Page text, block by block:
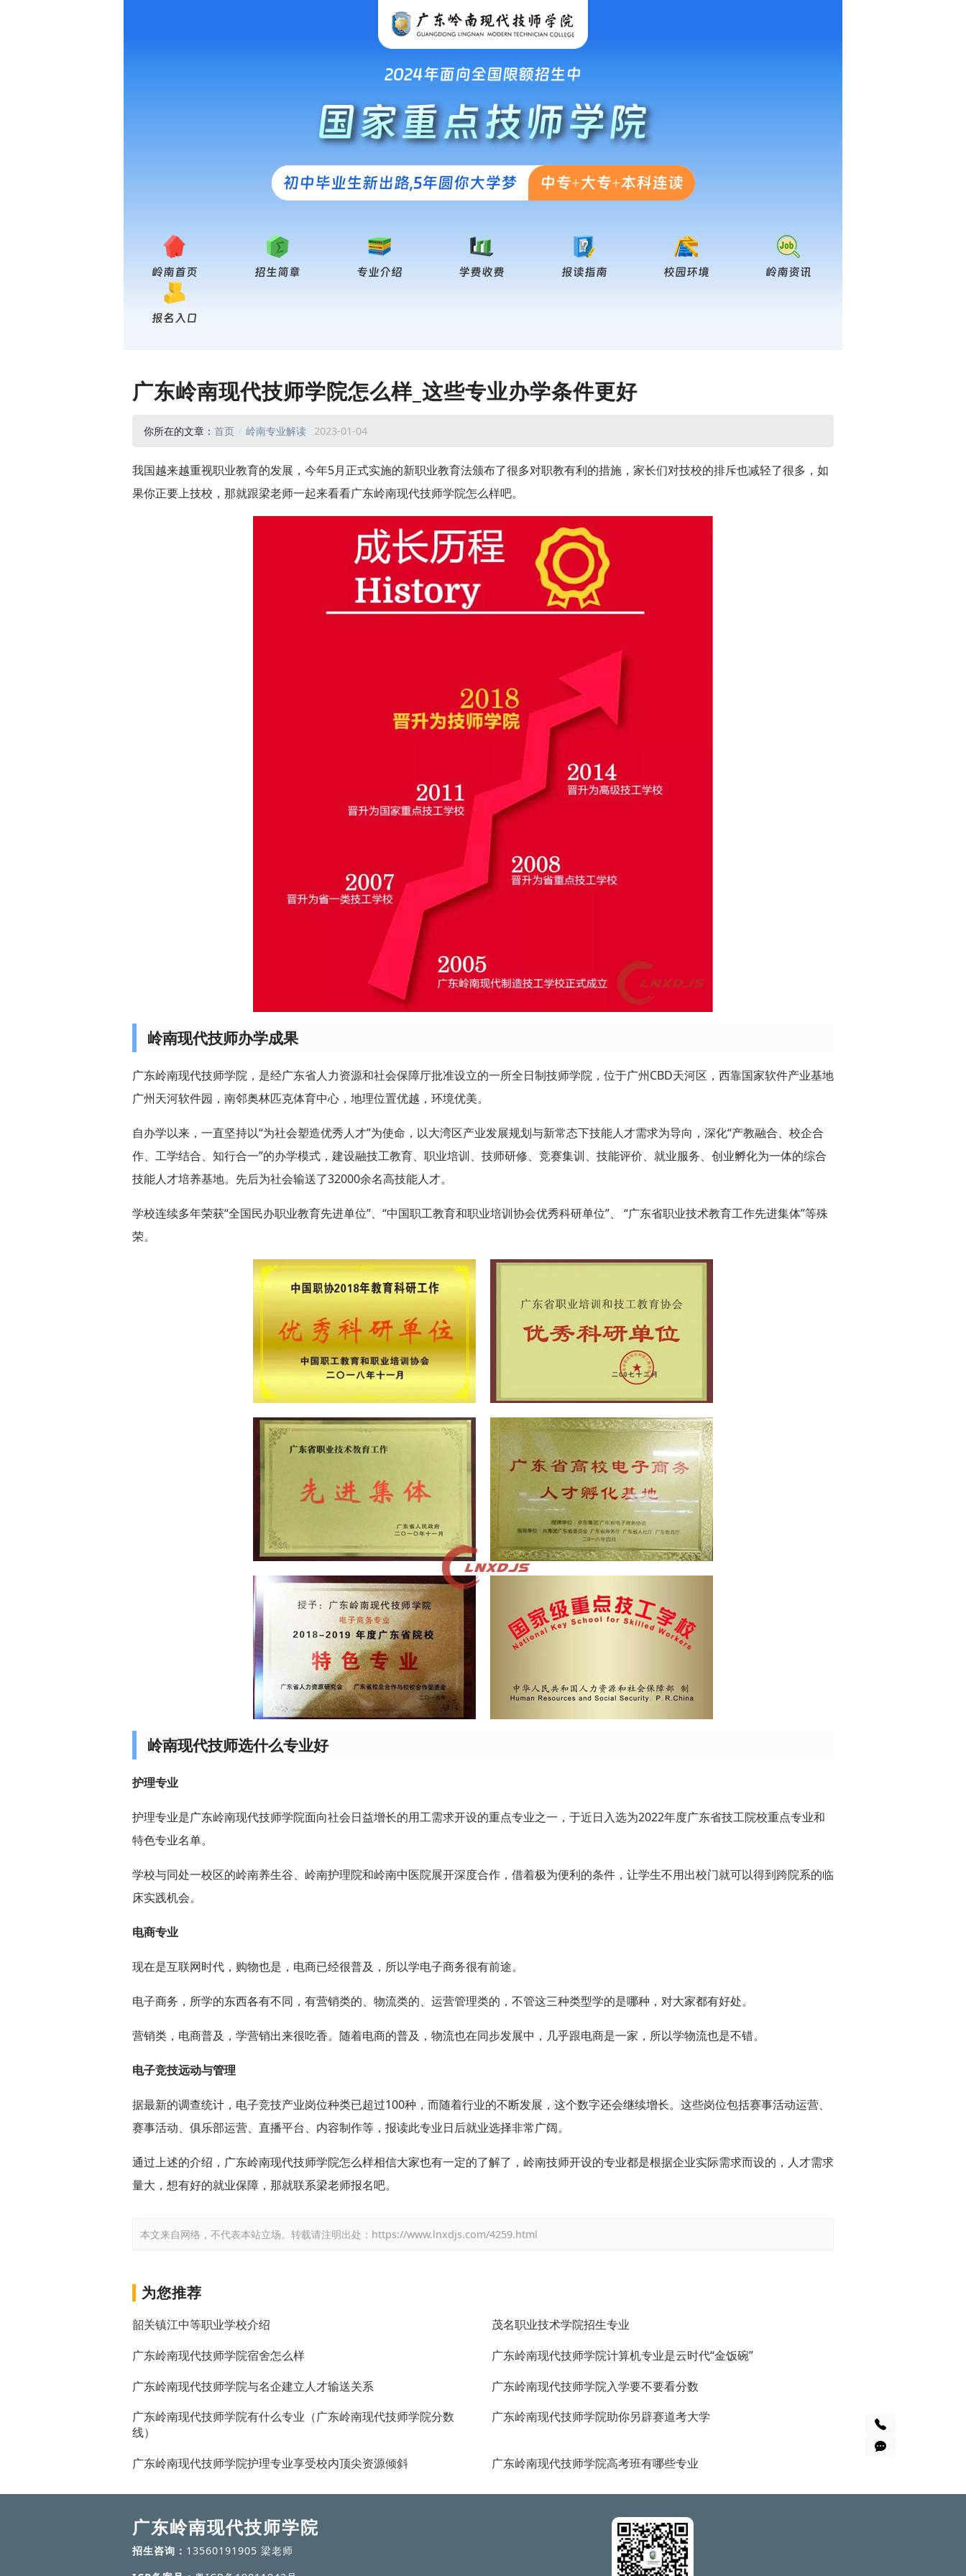
2024年面向全国限额招生中
国家重点技师学院
初中毕业生新出路,5年圆你大学梦 中专+大专+本科连读
岭南首页 招生简章 专业介绍 学费收费 报读指南 校园环境 岭南资讯
报名入口
广东岭南现代技师学院怎么样_这些专业办学条件更好
你所在的文章： 首页 岭南专业解读 2023-01-04
我国越来越重视职业教育的发展，今年5月正式实施的新职业教育法颁布了很多对职教有利的措施，家长们对技校的排斥也减轻了很多，如
果你正要上技校，那就跟梁老师一起来看看广东岭南现代技师学院怎么样吧。
岭南现代技师办学成果
广东岭南现代技师学院，是经广东省人力资源和社会保障厅批准设立的一所全日制技师学院，位于广州CBD天河区，西靠国家软件产业基地
广州天河软件园，南邻奥林匹克体育中心，地理位置优越，环境优美。
自办学以来，一直坚持以“为社会塑造优秀人才”为使命，以大湾区产业发展规划与新常态下技能人才需求为导向，深化“产教融合、校企合
作、工学结合、知行合一”的办学模式，建设融技工教育、职业培训、技师研修、竞赛集训、技能评价、就业服务、创业孵化为一体的综合
技能人才培养基地。先后为社会输送了32000余名高技能人才。
学校连续多年荣获“全国民办职业教育先进单位”、“中国职工教育和职业培训协会优秀科研单位”、 “广东省职业技术教育工作先进集体”等殊
荣。
岭南现代技师选什么专业好
护理专业
护理专业是广东岭南现代技师学院面向社会日益增长的用工需求开设的重点专业之一，于近日入选为2022年度广东省技工院校重点专业和
特色专业名单。
学校与同处一校区的岭南养生谷、岭南护理院和岭南中医院展开深度合作，借着极为便利的条件，让学生不用出校门就可以得到跨院系的临
床实践机会。
电商专业
现在是互联网时代，购物也是，电商已经很普及，所以学电子商务很有前途。
电子商务，所学的东西各有不同，有营销类的、物流类的、运营管理类的，不管这三种类型学的是哪种，对大家都有好处。
营销类，电商普及，学营销出来很吃香。随着电商的普及，物流也在同步发展中，几乎跟电商是一家，所以学物流也是不错。
电子竞技远动与管理
据最新的调查统计，电子竞技产业岗位种类已超过100种，而随着行业的不断发展，这个数字还会继续增长。这些岗位包括赛事活动运营、
赛事活动、俱乐部运营、直播平台、内容制作等，报读此专业日后就业选择非常广阔。
通过上述的介绍，广东岭南现代技师学院怎么样相信大家也有一定的了解了，岭南技师开设的专业都是根据企业实际需求而设的，人才需求
量大，想有好的就业保障，那就联系梁老师报名吧。
本文来自网络，不代表本站立场。转载请注明出处：https://www.lnxdjs.com/4259.html
为您推荐
韶关镇江中等职业学校介绍
茂名职业技术学院招生专业
广东岭南现代技师学院宿舍怎么样
广东岭南现代技师学院计算机专业是云时代“金饭碗”
广东岭南现代技师学院与名企建立人才输送关系
广东岭南现代技师学院入学要不要看分数
广东岭南现代技师学院有什么专业（广东岭南现代技师学院分数
线）
广东岭南现代技师学院助你另辟赛道考大学
广东岭南现代技师学院护理专业享受校内顶尖资源倾斜 广东岭南现代技师学院高考班有哪些专业
广东岭南现代技师学院
招生咨询： 13560191905 梁老师